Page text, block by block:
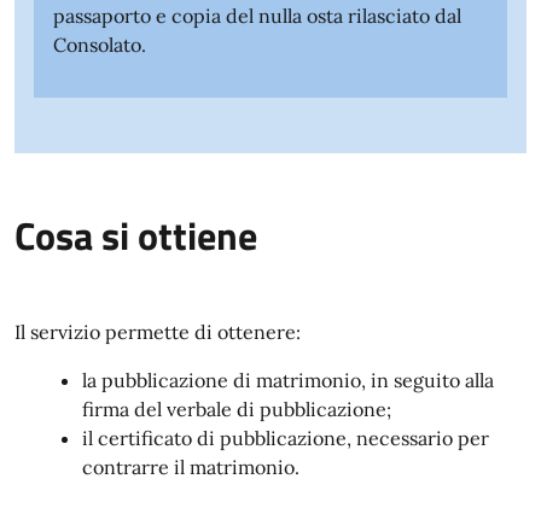
passaporto e copia del nulla osta rilasciato dal
Consolato.
Cosa si ottiene
Il servizio permette di ottenere:
la pubblicazione di matrimonio, in seguito alla
firma del verbale di pubblicazione;
il certificato di pubblicazione, necessario per
contrarre il matrimonio.